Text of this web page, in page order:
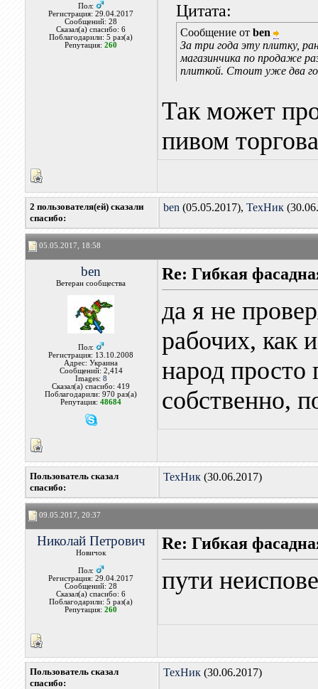
Пол:
Регистрация: 29.04.2017
Сообщений: 28
Сказал(а) спасибо: 6
Поблагодарили: 5 раз(а)
Репутация:260
Цитата:
Сообщение от ben
За три года эту плитку,
магазинчика по продаже
плиткой. Стоит уже два
Так может
пивом
2 пользователя(ей) сказали
cпасибо:
ben (05.05.2017), ТехНик
05.05.2017, 18:58
ben
Ветеран сообщества
Пол:
Регистрация: 13.10.2008
Адрес: Украина
Сообщений: 2,414
Images: 8
Сказал(а) спасибо: 419
Поблагодарили: 970 раз(а)
Репутация:48684
Re: Гибкая
да я не
рабочих, как
народ просто
собственно,
Пользователь сказал
cпасибо:
ТехНик(30.06.2017)
09.05.2017, 20:37
Николай Петрович
Новичок
Пол:
Регистрация: 29.04.2017
Сообщений: 28
Сказал(а) спасибо: 6
Поблагодарили: 5 раз(а)
Репутация:260
Re: Гибкая
пути
Пользователь сказал
cпасибо:
ТехНик(30.06.2017)